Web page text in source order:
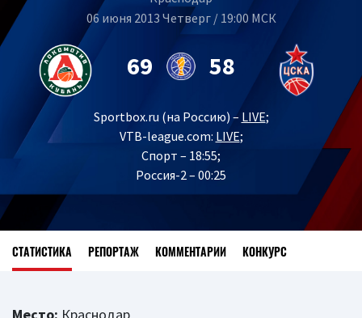
06 июня 2013 Четверг / 19:00 МСК
69 58
Sportbox.ru (на Россию) – LIVE;
VTB-league.com: LIVE;
Спорт – 18:55;
Россия-2 – 00:25
СТАТИСТИКА РЕПОРТАЖ КОММЕНТАРИИ КОНКУРС